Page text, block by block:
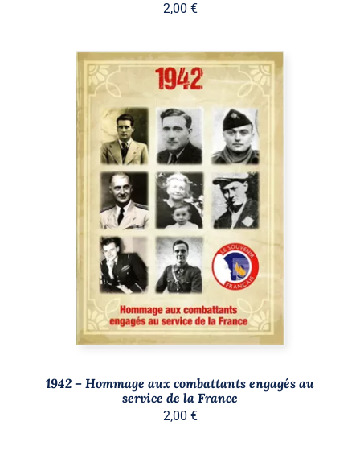
2,00 €
AJOUTER AU PANIER
/
1942 – Hommage aux combattants engagés au
service de la France
2,00 €